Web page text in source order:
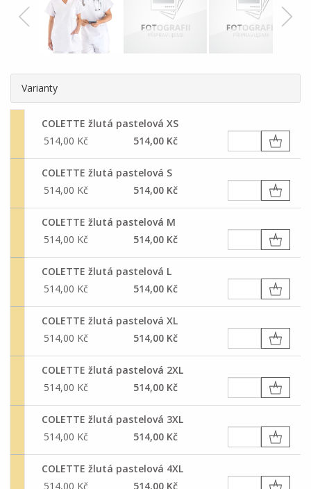
Varianty
COLETTE žlutá pastelová XS
514,00 Kč
514,00 Kč
COLETTE žlutá pastelová S
514,00 Kč
514,00 Kč
COLETTE žlutá pastelová M
514,00 Kč
514,00 Kč
COLETTE žlutá pastelová L
514,00 Kč
514,00 Kč
COLETTE žlutá pastelová XL
514,00 Kč
514,00 Kč
COLETTE žlutá pastelová 2XL
514,00 Kč
514,00 Kč
COLETTE žlutá pastelová 3XL
514,00 Kč
514,00 Kč
COLETTE žlutá pastelová 4XL
514,00 Kč
514,00 Kč